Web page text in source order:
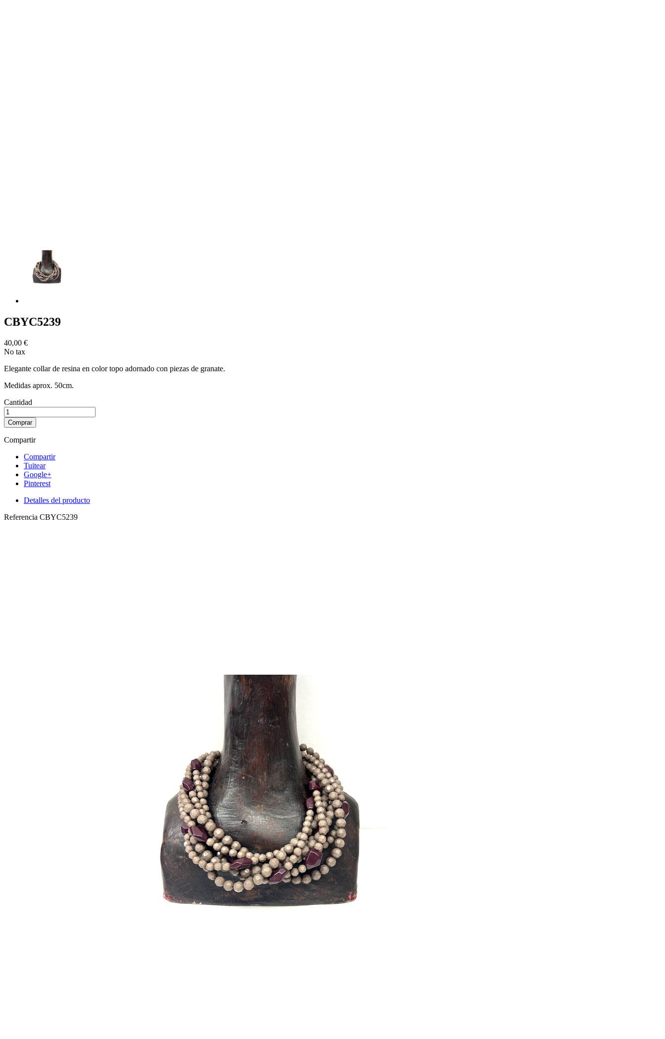
CBYC5239
40,00 €
No tax
Elegante collar de resina en color topo adornado con piezas de granate.
Medidas aprox. 50cm.
Cantidad
Comprar
Compartir
Compartir
Tuitear
Google+
Pinterest
Detalles del producto
Referencia CBYC5239